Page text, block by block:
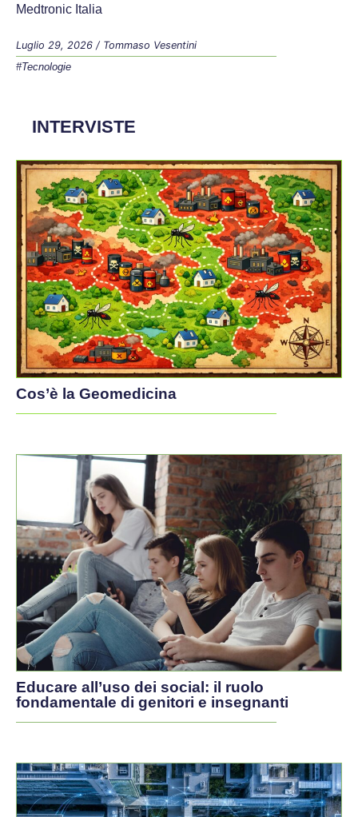
Medtronic Italia
Luglio 29, 2026 / Tommaso Vesentini
#Tecnologie
INTERVISTE
Cos’è la Geomedicina
Educare all’uso dei social: il ruolo
fondamentale di genitori e insegnanti